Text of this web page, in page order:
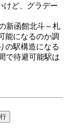
けど、グラデー
新函館北斗～札
能になるのか調
の駅構造になる
で待避可能駅は